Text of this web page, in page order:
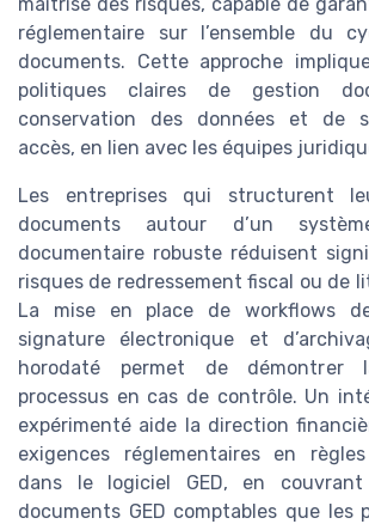
réglementaire sur l’ensemble du
documents. Cette approche
politiques claires de gestion
conservation des données et de
accès, en lien avec les équipes
Les entreprises qui structurent
documents autour d’un
documentaire robuste réduisent
risques de redressement fiscal ou de
La mise en place de workflows
signature électronique et
horodaté permet de démontrer
processus en cas de contrôle. Un
expérimenté aide la direction
exigences réglementaires en
dans le logiciel GED, en
documents GED comptables que les